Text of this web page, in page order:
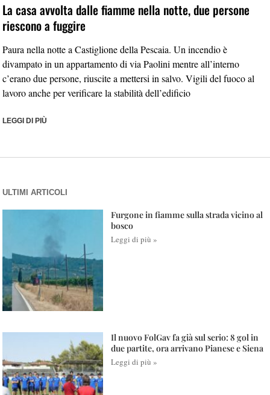
La casa avvolta dalle fiamme nella notte, due persone
riescono a fuggire
Paura nella notte a Castiglione della Pescaia. Un incendio è
divampato in un appartamento di via Paolini mentre all’interno
c’erano due persone, riuscite a mettersi in salvo. Vigili del fuoco al
lavoro anche per verificare la stabilità dell’edificio
LEGGI DI PIÙ
ULTIMI ARTICOLI
Furgone in fiamme sulla strada vicino al
bosco
Leggi di più »
Il nuovo FolGav fa già sul serio: 8 gol in
due partite, ora arrivano Pianese e Siena
Leggi di più »